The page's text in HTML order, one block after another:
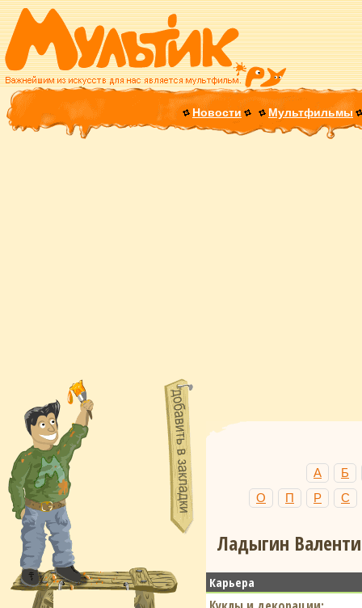
Новости Мультфильмы
А
Б
О
П Р С
Ладыгин
Карьера